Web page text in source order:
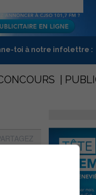
toi à notre infolettre :